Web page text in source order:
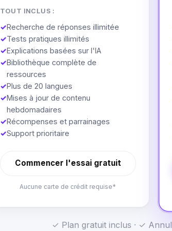
TOUT INCLUS :
✓Recherche de réponses illimitée
✓Tests pratiques illimités
✓Explications basées sur l'IA
✓Bibliothèque complète de
ressources
✓Plus de 20 langues
✓Mises à jour de contenu
hebdomadaires
✓Récompenses et parrainages
✓Support prioritaire
Commencer l'essai gratuit
Aucune carte de crédit requise*
✓ Plan gratuit inclus · ✓